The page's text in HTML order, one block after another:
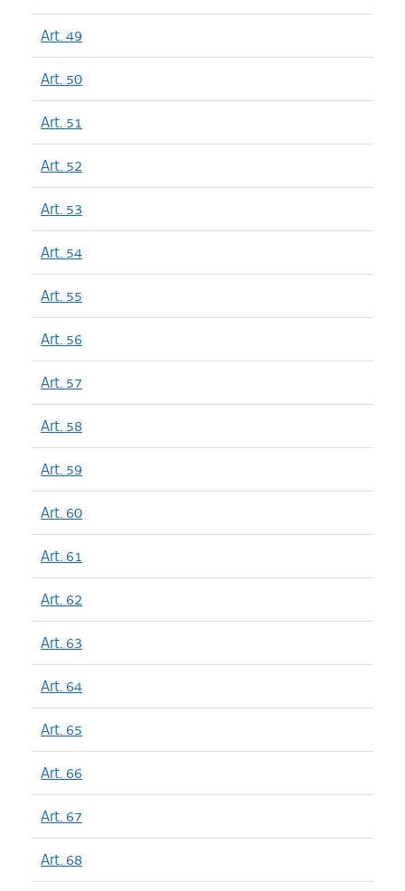
Art. 49
Art. 50
Art. 51
Art. 52
Art. 53
Art. 54
Art. 55
Art. 56
Art. 57
Art. 58
Art. 59
Art. 60
Art. 61
Art. 62
Art. 63
Art. 64
Art. 65
Art. 66
Art. 67
Art. 68